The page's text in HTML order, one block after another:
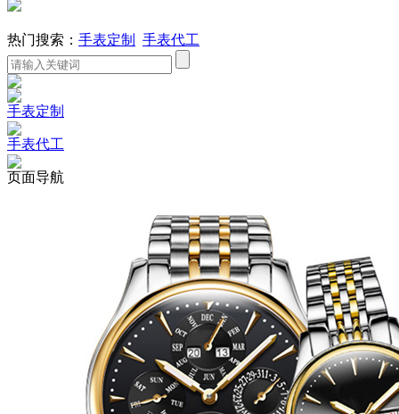
热门搜索： 手表定制 手表代工
手表定制
手表代工
页面导航